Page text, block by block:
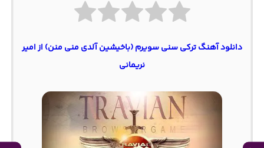
دانلود آهنگ ترکی سنی سویرم (باخیشین آلدی منی منن) از امیر
نریمانی